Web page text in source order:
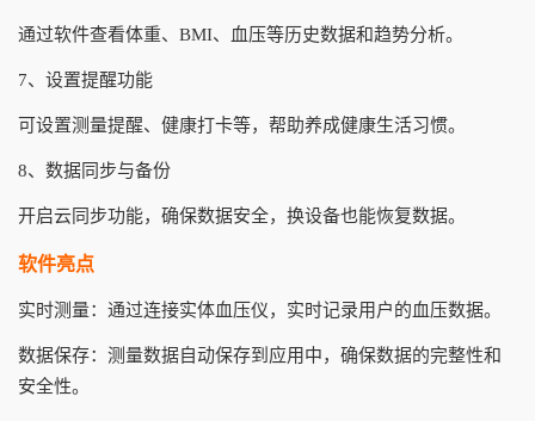
通过软件查看体重、BMI、血压等历史数据和趋势分析。
7、设置提醒功能
可设置测量提醒、健康打卡等，帮助养成健康生活习惯。
8、数据同步与备份
开启云同步功能，确保数据安全，换设备也能恢复数据。
软件亮点
实时测量：通过连接实体血压仪，实时记录用户的血压数据。
数据保存：测量数据自动保存到应用中，确保数据的完整性和
安全性。